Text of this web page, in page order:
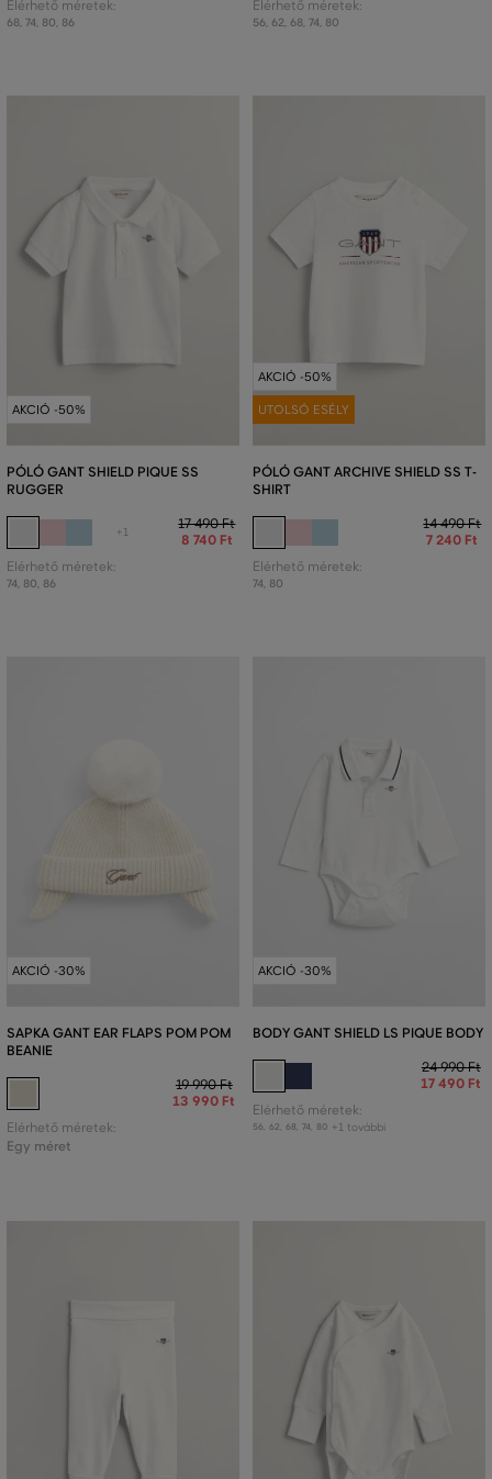
Elérhető méretek:
68, 74 80 86
Elérhető méretek:
56, 62 68, 74 80
AKCIÓ -50%
PÓLÓ GANT SHIELD PIQUE SS
RUGGER
+1
17 490 Ft
8 740 Ft
Elérhető méretek:
74, 80, 86
AKCIÓ -50%
UTOLSÓ ESÉLY
PÓLÓ GANT ARCHIVE SHIELD SS T-
SHIRT
14 490 Ft
7 240 Ft
Elérhető méretek:
74, 80
AKCIÓ -30%
SAPKA GANT EAR FLAPS POM POM
BEANIE
19 990 Ft
13 990 Ft
Elérhető méretek:
Egy méret
AKCIÓ -30%
BODY GANT SHIELD LS PIQUE BODY
24 990 Ft
17 490 Ft
Elérhető méretek:
56 62 68 74 80 +1 további